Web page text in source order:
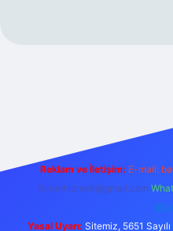
Reklam ve İletişim: E-mail:
forumhizmeti@gmail.com
Yasal Uyarı: Sitemiz, 5651